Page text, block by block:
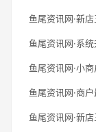
鱼尾资讯网·新
鱼尾资讯网·系
鱼尾资讯网·小
鱼尾资讯网·商
鱼尾资讯网·新